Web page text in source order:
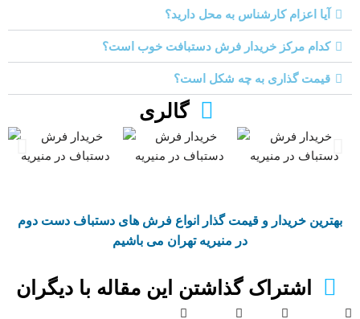
آیا اعزام کارشناس به محل دارید؟
کدام مرکز خریدار فرش دستبافت خوب است؟
قیمت گذاری به چه شکل است؟
گالری
بهترین خریدار و قیمت گذار انواع فرش های دستباف دست دوم
در منیریه تهران می باشیم
اشتراک گذاشتن این مقاله با دیگران